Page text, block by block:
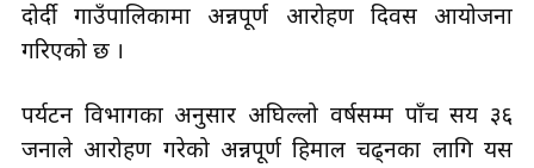
दोर्दी गाउँपालिकामा अन्नपूर्ण आरोहण दिवस आयोजना
गरिएको छ ।
पर्यटन विभागका अनुसार अघिल्लो वर्षसम्म पाँच सय ३६
जनाले आरोहण गरेको अन्नपूर्ण हिमाल चढ्नका लागि यस